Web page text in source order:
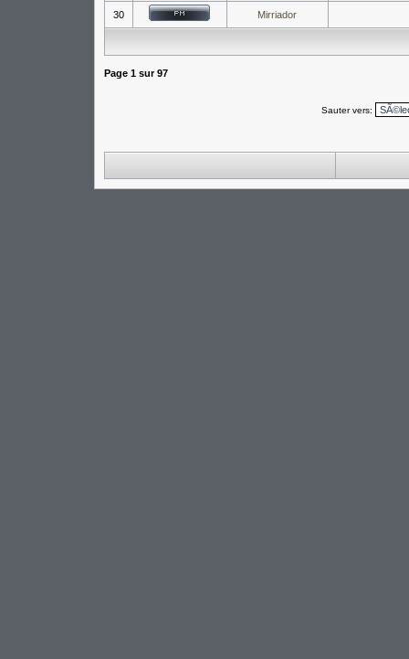
30 Mirriador
Page 1sur97
Sauter vers: